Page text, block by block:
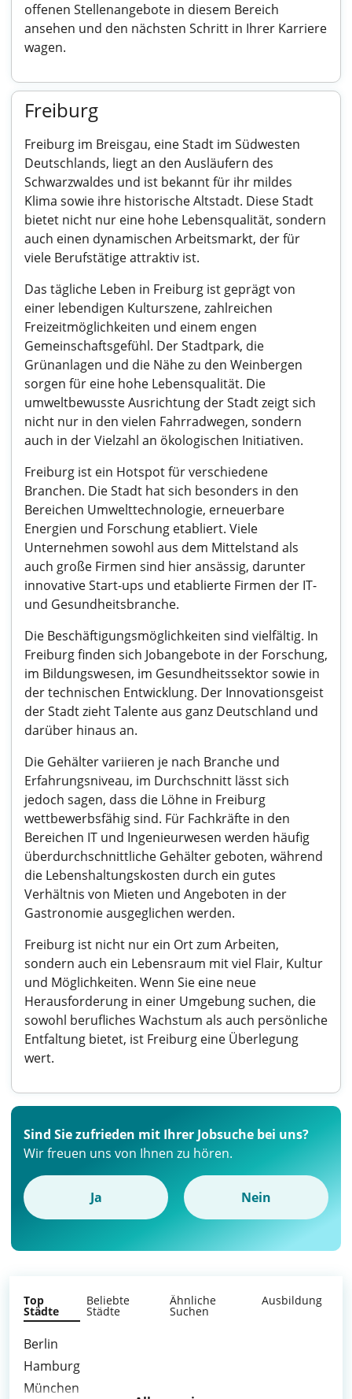
offenen Stellenangebote in diesem Bereich
ansehen und den nächsten Schritt in Ihrer Karriere
wagen.
Freiburg
Freiburg im Breisgau, eine Stadt im Südwesten
Deutschlands, liegt an den Ausläufern des
Schwarzwaldes und ist bekannt für ihr mildes
Klima sowie ihre historische Altstadt. Diese Stadt
bietet nicht nur eine hohe Lebensqualität, sondern
auch einen dynamischen Arbeitsmarkt, der für
viele Berufstätige attraktiv ist.
Das tägliche Leben in Freiburg ist geprägt von
einer lebendigen Kulturszene, zahlreichen
Freizeitmöglichkeiten und einem engen
Gemeinschaftsgefühl. Der Stadtpark, die
Grünanlagen und die Nähe zu den Weinbergen
sorgen für eine hohe Lebensqualität. Die
umweltbewusste Ausrichtung der Stadt zeigt sich
nicht nur in den vielen Fahrradwegen, sondern
auch in der Vielzahl an ökologischen Initiativen.
Freiburg ist ein Hotspot für verschiedene
Branchen. Die Stadt hat sich besonders in den
Bereichen Umwelttechnologie, erneuerbare
Energien und Forschung etabliert. Viele
Unternehmen sowohl aus dem Mittelstand als
auch große Firmen sind hier ansässig, darunter
innovative Start-ups und etablierte Firmen der IT-
und Gesundheitsbranche.
Die Beschäftigungsmöglichkeiten sind vielfältig. In
Freiburg finden sich Jobangebote in der Forschung,
im Bildungswesen, im Gesundheitssektor sowie in
der technischen Entwicklung. Der Innovationsgeist
der Stadt zieht Talente aus ganz Deutschland und
darüber hinaus an.
Die Gehälter variieren je nach Branche und
Erfahrungsniveau, im Durchschnitt lässt sich
jedoch sagen, dass die Löhne in Freiburg
wettbewerbsfähig sind. Für Fachkräfte in den
Bereichen IT und Ingenieurwesen werden häufig
überdurchschnittliche Gehälter geboten, während
die Lebenshaltungskosten durch ein gutes
Verhältnis von Mieten und Angeboten in der
Gastronomie ausgeglichen werden.
Freiburg ist nicht nur ein Ort zum Arbeiten,
sondern auch ein Lebensraum mit viel Flair, Kultur
und Möglichkeiten. Wenn Sie eine neue
Herausforderung in einer Umgebung suchen, die
sowohl berufliches Wachstum als auch persönliche
Entfaltung bietet, ist Freiburg eine Überlegung
wert.
Sind Sie zufrieden mit Ihrer Jobsuche bei uns?
Wir freuen uns von Ihnen zu hören.
Ja Nein
Top
Städte
Beliebte
Städte
Ähnliche
Suchen
Ausbildung
Berlin
Hamburg
München